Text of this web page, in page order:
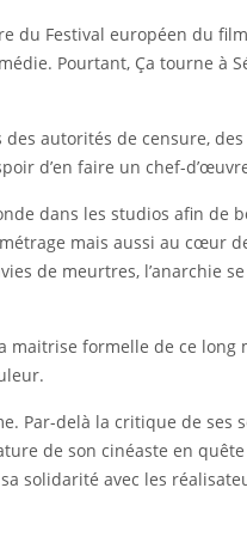
du Festival européen du
Pourtant, Ça tourne à
autorités de censure,
d’en faire un chef-
dans les studios afin de
mais aussi au cœur
de meurtres, l’anarchie
formelle de ce long
Par-delà la critique de ses
de son cinéaste en
solidarité avec les